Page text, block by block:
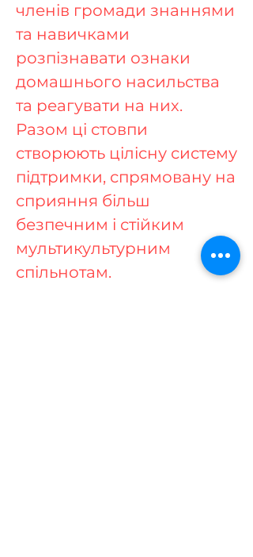
членів громади знаннями
та навичками
розпізнавати ознаки
домашнього насильства
та реагувати на них.
Разом ці стовпи
створюють цілісну систему
підтримки, спрямовану на
сприяння більш
безпечним і стійким
мультикультурним
спільнотам.